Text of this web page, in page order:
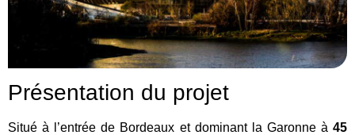
Présentation du projet
Situé à l’entrée de Bordeaux et dominant la Garonne à 45